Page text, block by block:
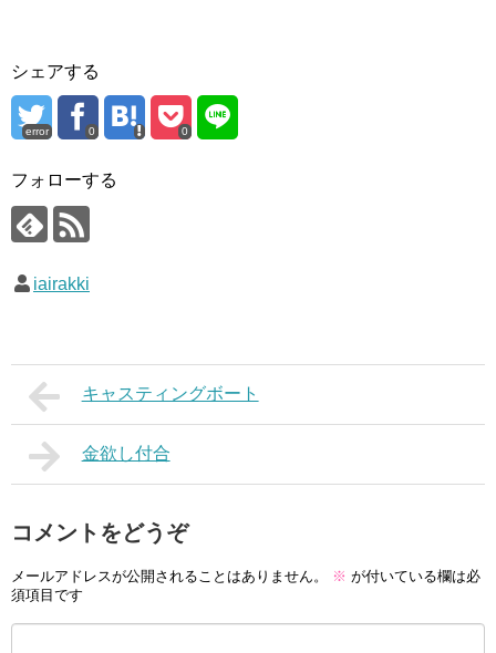
シェアする
error 0 0
フォローする
iairakki
キャスティングボート
金欲し付合
コメントをどうぞ
メールアドレスが公開されることはありません。 ※ が付いている欄は必
須項目です